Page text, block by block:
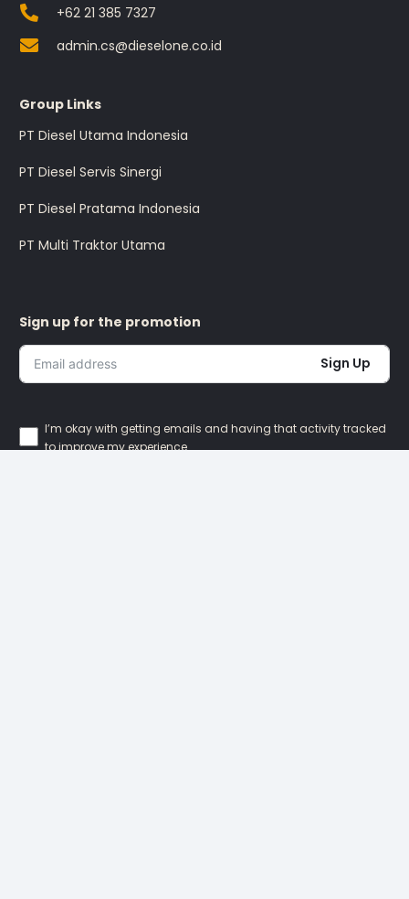
+62 21 385 7327
admin.cs@dieselone.co.id
Group Links
PT Diesel Utama Indonesia
PT Diesel Servis Sinergi
PT Diesel Pratama Indonesia
PT Multi Traktor Utama
Sign up for the promotion
Sign Up
I’m okay with getting emails and having that activity tracked
to improve my experience.